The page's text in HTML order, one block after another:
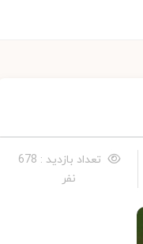
تعداد بازدید : 678
نفر